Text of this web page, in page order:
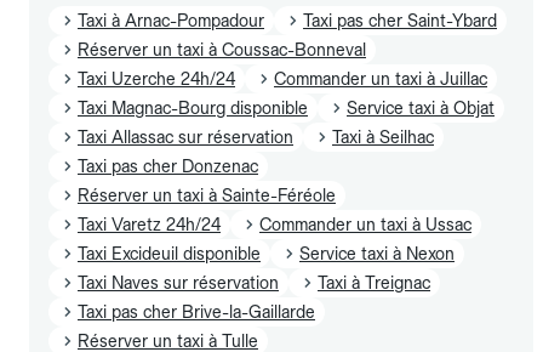
Taxi à Arnac-Pompadour
Taxi pas cher Saint-Ybard
Réserver un taxi à Coussac-Bonneval
Taxi Uzerche 24h/24
Commander un taxi à Juillac
Taxi Magnac-Bourg disponible
Service taxi à Objat
Taxi Allassac sur réservation
Taxi à Seilhac
Taxi pas cher Donzenac
Réserver un taxi à Sainte-Féréole
Taxi Varetz 24h/24
Commander un taxi à Ussac
Taxi Excideuil disponible
Service taxi à Nexon
Taxi Naves sur réservation
Taxi à Treignac
Taxi pas cher Brive-la-Gaillarde
Réserver un taxi à Tulle